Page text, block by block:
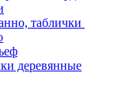
таблички
деревянные